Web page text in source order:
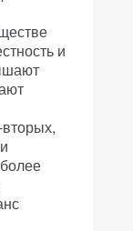
и